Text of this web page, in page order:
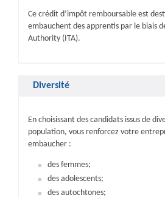
Ce crédit d’impôt remboursable est
embauchent des apprentis par le biais
Authority (ITA).
Diversité
En choisissant des candidats issus de
population, vous renforcez votre
embaucher :
des femmes;
des adolescents;
des autochtones;